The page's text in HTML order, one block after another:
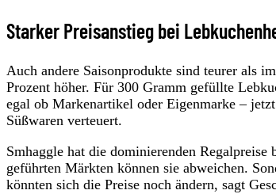
Starker Preisanstieg bei
Auch andere Saisonprodukte sind teurer als
Prozent höher. Für 300 Gramm gefüllte
egal ob Markenartikel oder Eigenmarke –
Süßwaren verteuert.
Smhaggle hat die dominierenden
geführten Märkten können sie abweichen.
könnten sich die Preise noch ändern, sagt